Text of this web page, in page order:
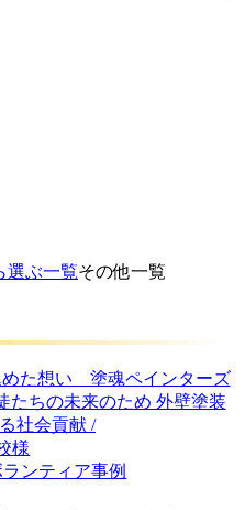
選ぶ一覧その他一覧
様
ンティア事例